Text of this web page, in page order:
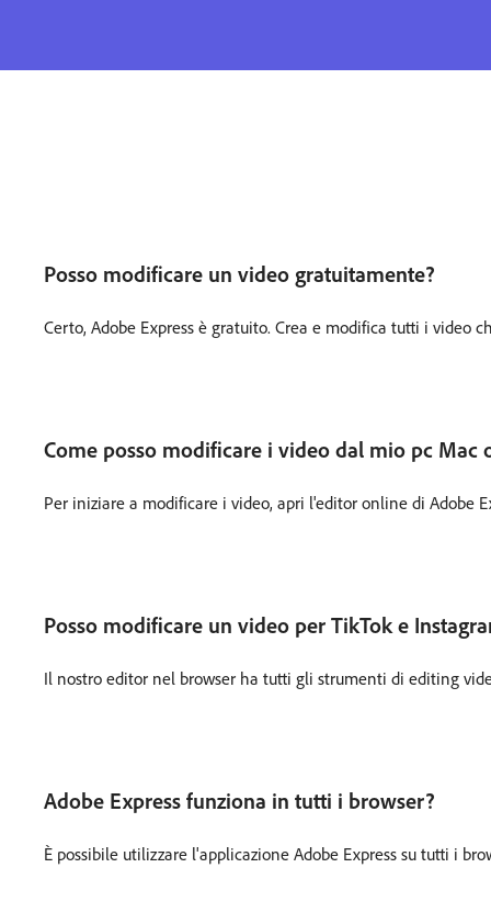
Posso modificare un video gratuitamente?
Certo, Adobe Express è gratuito. Crea e modifica tutti i video
Come posso modificare i video dal mio pc Mac
Per iniziare a modificare i video, apri l'editor online di Adobe
Posso modificare un video per TikTok e
Il nostro editor nel browser ha tutti gli strumenti di editing
Adobe Express funziona in tutti i browser?
È possibile utilizzare l'applicazione Adobe Express su tutti i